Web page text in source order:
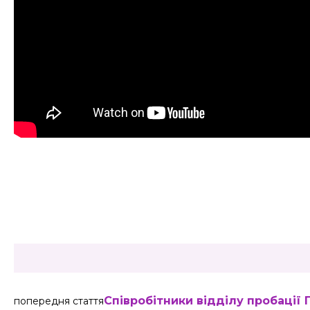
попередня статтяСпівробітники відділу